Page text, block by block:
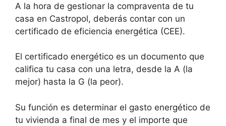
A la hora de gestionar la compraventa de tu
casa en Castropol, deberás contar con un
certificado de eficiencia energética (CEE).
El certificado energético es un documento que
califica tu casa con una letra, desde la A (la
mejor) hasta la G (la peor).
Su función es determinar el gasto energético de
tu vivienda a final de mes y el importe que